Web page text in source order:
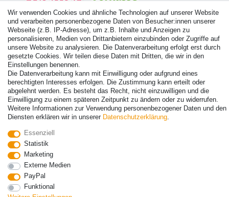
© Copyright 2026 | Alle Rechte vorbehalten. - Alle Rechte vorbehalten.
Preisangaben inkl. gesetzl. 19% MwSt. | Grundpreise siehe Artikeldetail | *Gilt für
Lieferungen nach Deutschland!
Vertrag widerrufen Kontakt
Wir verwenden Cookies und ähnliche Technologien auf unserer Website
und verarbeiten personenbezogene Daten von Besucher:innen unserer
Webseite (z.B. IP-Adresse), um z.B. Inhalte und Anzeigen zu
personalisieren, Medien von Drittanbietern einzubinden oder Zugriffe auf
unsere Website zu analysieren. Die Datenverarbeitung erfolgt erst durch
gesetzte Cookies. Wir teilen diese Daten mit Dritten, die wir in den
Einstellungen benennen.
Die Datenverarbeitung kann mit Einwilligung oder aufgrund eines
berechtigten Interesses erfolgen. Die Zustimmung kann erteilt oder
abgelehnt werden. Es besteht das Recht, nicht einzuwilligen und die
Einwilligung zu einem späteren Zeitpunkt zu ändern oder zu widerrufen.
Weitere Informationen zur Verwendung personenbezogener Daten und den
Diensten erklären wir in unserer Daten­schutz­erklärung.
Essenziell
Statistik
Marketing
Externe Medien
PayPal
Funktional